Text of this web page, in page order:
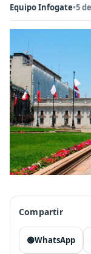
Equipo Infogate•5
Compartir
🟢WhatsApp